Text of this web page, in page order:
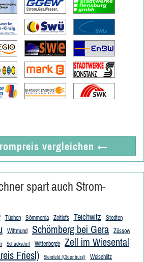
vergleichen ←
spart auch Strom-
Tüchen Sömmerda Zeitlofs Teichwitz Stedten
Wittmund Schömberg bei Gera Züssow
Schacksdorf Wittenberge
Zell im Wiesental
Friesl)
Steinfeld (Oldenburg) Weischlitz